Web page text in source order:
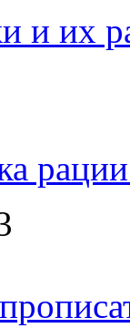
и их